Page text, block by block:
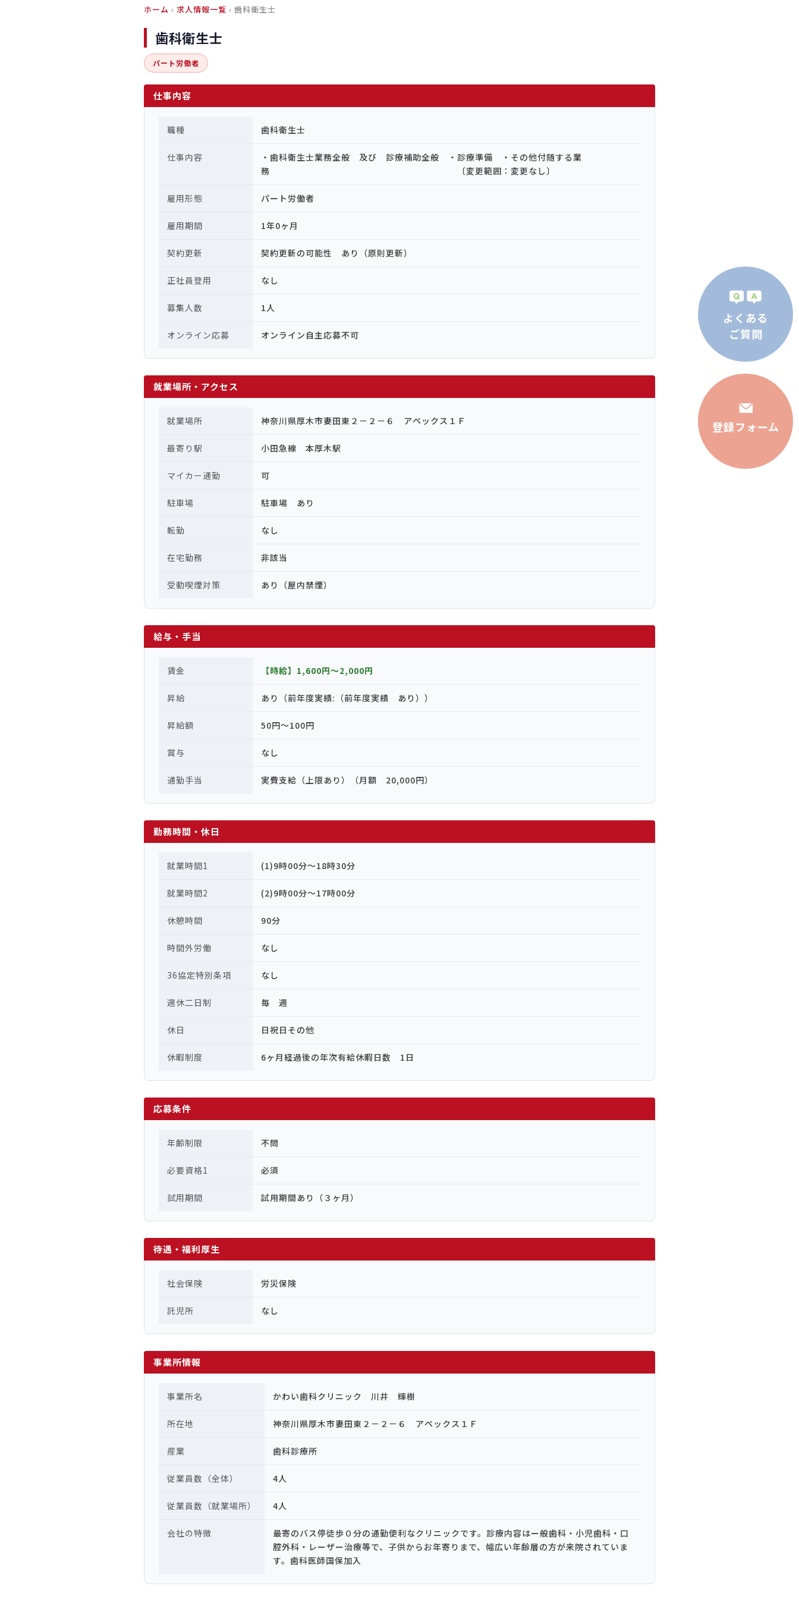
ホーム › 求人情報一覧 › 歯科衛生士
歯科衛生士
パート労働者
仕事内容
職種 歯科衛生士
仕事内容
・歯科衛生士業務全般 及び 診療補助全般 ・診療準備 ・その他付随する業
務 〔変更範囲：変更なし〕
雇用形態 パート労働者
雇用期間 1年0ヶ月
契約更新 契約更新の可能性 あり（原則更新）
正社員登用 なし
募集人数 1人
オンライン応募 オンライン自主応募不可
就業場所・アクセス
就業場所 神奈川県厚木市妻田東２－２－６ アペックス１Ｆ
最寄り駅 小田急線 本厚木駅
マイカー通勤 可
駐車場 駐車場 あり
転勤 なし
在宅勤務 非該当
受動喫煙対策 あり（屋内禁煙）
給与・手当
賃金 【時給】1,600円〜2,000円
昇給 あり（前年度実績:（前年度実績 あり））
昇給額 50円〜100円
賞与 なし
通勤手当 実費支給（上限あり）（月額 20,000円）
勤務時間・休日
就業時間1 (1)9時00分～18時30分
就業時間2 (2)9時00分～17時00分
休憩時間 90分
時間外労働 なし
36協定特別条項 なし
週休二日制 毎 週
休日 日祝日その他
休暇制度 6ヶ月経過後の年次有給休暇日数 1日
応募条件
年齢制限 不問
必要資格1 必須
試用期間 試用期間あり（３ヶ月）
待遇・福利厚生
社会保険 労災保険
託児所 なし
事業所情報
事業所名 かわい歯科クリニック 川井 輝樹
所在地 神奈川県厚木市妻田東２－２－６ アペックス１Ｆ
産業 歯科診療所
従業員数（全体） 4人
従業員数（就業場所） 4人
会社の特徴
最寄のバス停徒歩０分の通勤便利なクリニックです。診療内容はー般歯科・小児歯科・口
腔外科・レーザー治療等で、子供からお年寄りまで、幅広い年齢層の方が来院されていま
す。歯科医師国保加入
よくある
ご質問
登録フォーム